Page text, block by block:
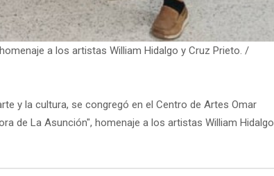
a los artistas William Hidalgo y Cruz Prieto. /
y la cultura, se congregó en el Centro de Artes Omar
de La Asunción", homenaje a los artistas William Hidalgo